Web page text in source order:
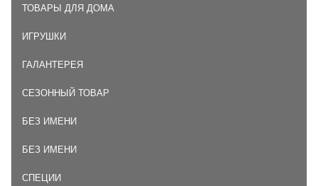
ТОВАРЫ ДЛЯ ДОМА
ИГРУШКИ
ГАЛАНТЕРЕЯ
СЕЗОННЫЙ ТОВАР
БЕЗ ИМЕНИ
БЕЗ ИМЕНИ
СПЕЦИИ